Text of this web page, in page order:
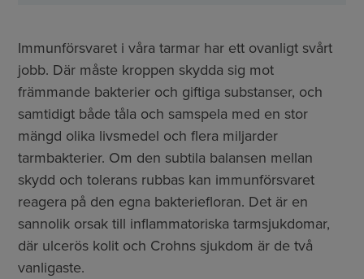
Immunförsvaret i våra tarmar har ett ovanligt svårt
jobb. Där måste kroppen skydda sig mot
främmande bakterier och giftiga substanser, och
samtidigt både tåla och samspela med en stor
mängd olika livsmedel och flera miljarder
tarmbakterier. Om den subtila balansen mellan
skydd och tolerans rubbas kan immunförsvaret
reagera på den egna bakteriefloran. Det är en
sannolik orsak till inflammatoriska tarmsjukdomar,
där ulcerös kolit och Crohns sjukdom är de två
vanligaste.